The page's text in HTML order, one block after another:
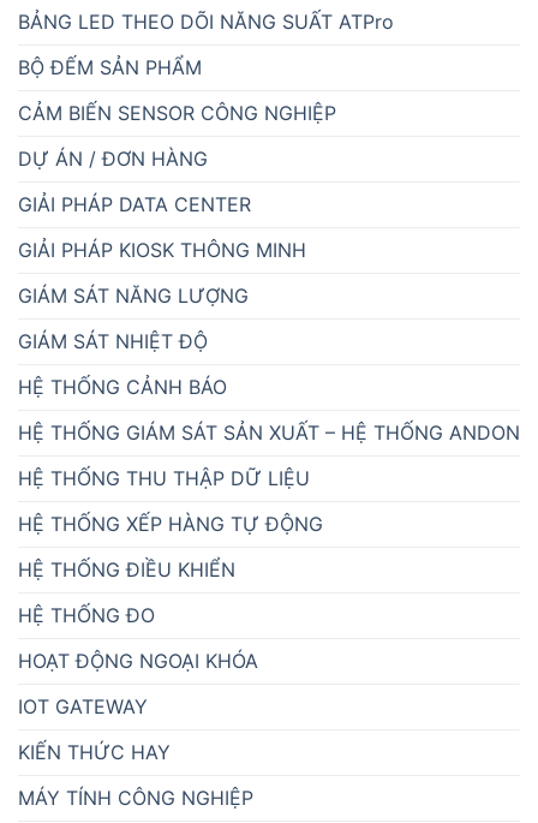
BẢNG LED THEO DÕI NĂNG SUẤT ATPro
BỘ ĐẾM SẢN PHẨM
CẢM BIẾN SENSOR CÔNG NGHIỆP
DỰ ÁN / ĐƠN HÀNG
GIẢI PHÁP DATA CENTER
GIẢI PHÁP KIOSK THÔNG MINH
GIÁM SÁT NĂNG LƯỢNG
GIÁM SÁT NHIỆT ĐỘ
HỆ THỐNG CẢNH BÁO
HỆ THỐNG GIÁM SÁT SẢN XUẤT – HỆ THỐNG ANDON
HỆ THỐNG THU THẬP DỮ LIỆU
HỆ THỐNG XẾP HÀNG TỰ ĐỘNG
HỆ THỐNG ĐIỀU KHIỂN
HỆ THỐNG ĐO
HOẠT ĐỘNG NGOẠI KHÓA
IOT GATEWAY
KIẾN THỨC HAY
MÁY TÍNH CÔNG NGHIỆP